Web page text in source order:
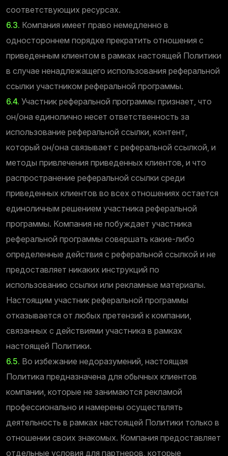
соответствующих ресурсах.
6.3. Компания имеет право немедленно в
одностороннем порядке прекратить отношения с
приведенным клиентом в рамках настоящей Политики
в случае ненадлежащего использования реферальной
ссылки участником реферальной программы.
6.4. Участник реферальной программы признает, что
он/она единолично несет ответственность за
использование реферальной ссылки, контент,
который он/она связывает с реферальной ссылкой, и
методы привлечения приведенных клиентов, и что
распространение реферальной ссылки среди
приведенных клиентов во всех отношениях остается
единоличным решением участника реферальной
программы. Компания не побуждает участника
реферальной программы совершать какие-либо
определенные действия с реферальной ссылкой и не
предоставляет никаких инструкций по
использованию ссылки или рекламные материалы.
Настоящим участник реферальной программы
отказывается от любых претензий к компании,
связанных с действиями участника в рамках
настоящей Политики.
6.5. Во избежание недоразумений, настоящая
Политика предназначена для обычных клиентов
компании, которые не занимаются рекламой
профессионально и намерены осуществлять
деятельность в рамках настоящей Политики только в
отношении своих знакомых. Компания предоставляет
отдельные условия для партнеров, которые